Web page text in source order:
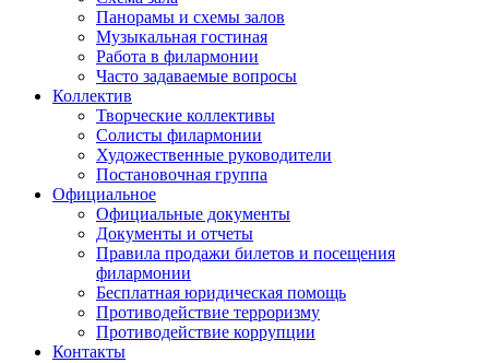
Панорамы и схемы залов
Музыкальная гостиная
Работа в филармонии
Часто задаваемые вопросы
Коллектив
Творческие коллективы
Солисты филармонии
Художественные руководители
Постановочная группа
Официальное
Официальные документы
Документы и отчеты
Правила продажи билетов и посещения
филармонии
Бесплатная юридическая помощь
Противодействие терроризму
Противодействие коррупции
Контакты